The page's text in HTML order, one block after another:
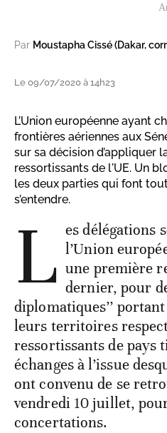
Par Moustapha Cissé (Dakar,
Le 09/07/2020 à 14h23
L’Union européenne ayant
frontières aériennes aux
sur sa décision d’appliquer
ressortissants de l'UE. Un
les deux parties qui font
s’entendre.
L es délégations
l’Union
une première
dernier, pour
diplomatiques’’
leurs territoires
ressortissants de pays
échanges à l’issue
ont convenu de se
vendredi 10 juillet,
concertations.